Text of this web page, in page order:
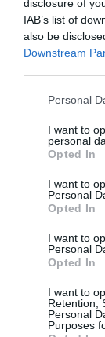
disclosure of
IAB’s list of
also be
Downstream
Personal
I want to
personal
Opted In
I want to
Personal
Opted In
I want to
Personal
Opted In
I want to
Retention,
Personal
Purposes
19 h 23